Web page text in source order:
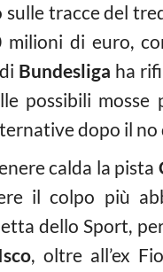
sulle tracce del
di euro,
Bundesliga ha
possibili
dopo il no
calda la pista
il colpo più
dello Sport,
, oltre all’ex